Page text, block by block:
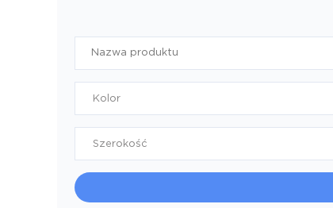
Kolor
Szerokość